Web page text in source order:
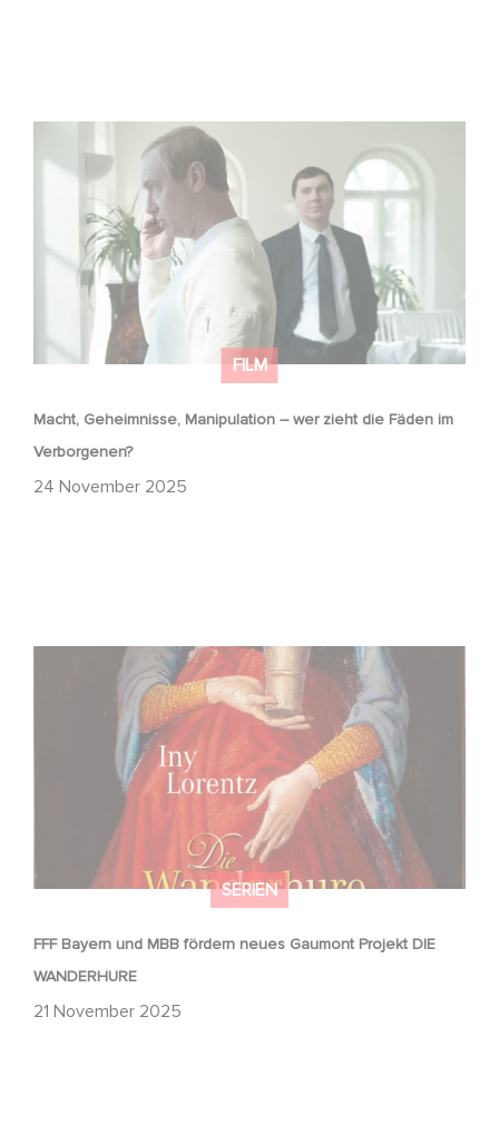
FILM
Macht, Geheimnisse, Manipulation – wer zieht die Fäden im
Verborgenen?
24 November 2025
Macht, Geheimnisse, Manipulation – wer zieht die Fäden
im Verborgenen?
SERIEN
FFF Bayern und MBB fördern neues Gaumont Projekt DIE
WANDERHURE
21 November 2025
FFF Bayern und MBB fördern neues Gaumont Projekt DIE
WANDERHURE